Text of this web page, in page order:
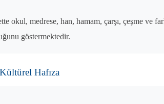
okul, medrese, han, hamam, çarşı, çeşme ve
göstermektedir.
Hafıza